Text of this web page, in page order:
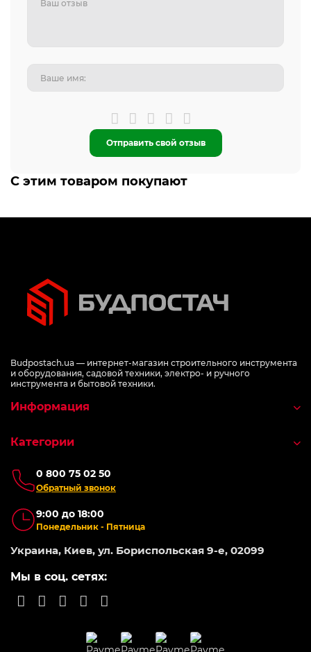
Отправить свой отзыв
С этим товаром покупают
Budpostach.ua — интернет-магазин строительного инструмента
и оборудования, садовой техники, электро- и ручного
инструмента и бытовой техники.
0 800 75 02 50
Обратный звонок
9:00 до 18:00
Понедельник - Пятница
Украина, Киев, ул. Бориспольская 9-е, 02099
Мы в соц. сетях:
Информация
Категории